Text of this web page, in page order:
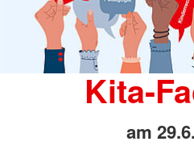
Kita-
am